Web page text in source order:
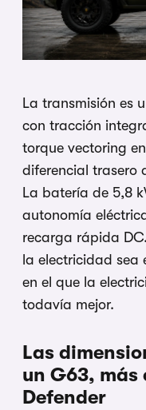
La transmisión es
con tracción
torque vectoring
diferencial trasero
La batería de 5,8
autonomía
recarga rápida
la electricidad sea
en el que la
todavía mejor.
Las
un G63, más
Defender